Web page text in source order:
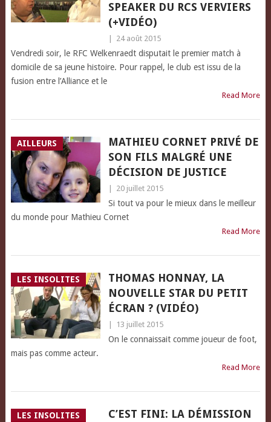
SPEAKER DU RCS VERVIERS
(+VIDÉO)
24 août 2015
Vendredi soir, le RFC Welkenraedt disputait le premier match à
domicile de sa jeune histoire. Pour rappel, le club est issu de la
fusion entre l’Alliance et le
Read More
AILLEURS
MATHIEU CORNET PRIVÉ DE
SON FILS MALGRÉ UNE
DÉCISION DE JUSTICE
20 juillet 2015
Si tout va pour le mieux dans le meilleur
du monde pour Mathieu Cornet
Read More
LES INSOLITES
THOMAS HONNAY, LA
NOUVELLE STAR DU PETIT
ÉCRAN ? (VIDÉO)
13 juillet 2015
On le connaissait comme joueur de foot,
mais pas comme acteur.
Read More
LES INSOLITES
C’EST FINI: LA DÉMISSION